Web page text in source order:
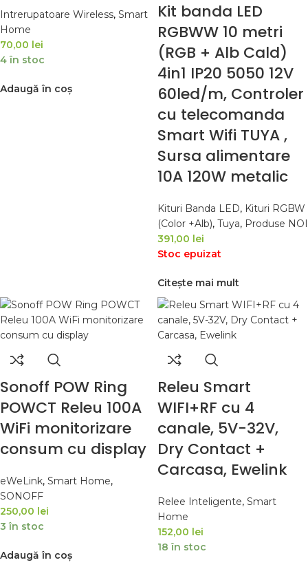
Intrerupatoare Wireless, Smart
Home
70,00 lei
4 în stoc
Adaugă în coș
Kit banda LED
RGBWW 10 metri
(RGB + Alb Cald)
4in1 IP20 5050 12V
60led/m, Controler
cu telecomanda
Smart Wifi TUYA ,
Sursa alimentare
10A 120W metalic
Kituri Banda LED, Kituri RGBW
(Color +Alb), Tuya, Produse NOI
391,00 lei
Stoc epuizat
Citește mai mult
Sonoff POW Ring
POWCT Releu 100A
WiFi monitorizare
consum cu display
eWeLink, Smart Home,
SONOFF
250,00 lei
3 în stoc
Adaugă în coș
Releu Smart
WIFI+RF cu 4
canale, 5V-32V,
Dry Contact +
Carcasa, Ewelink
Relee Inteligente, Smart
Home
152,00 lei
18 în stoc